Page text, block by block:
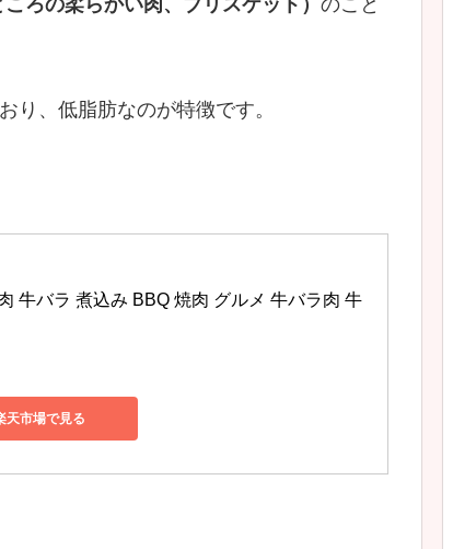
ろの柔らかい肉、ブリスケット） のこと
り、低脂肪なのが特徴です。
牛バラ 煮込み BBQ 焼肉 グルメ 牛バラ肉 牛
天市場で見る